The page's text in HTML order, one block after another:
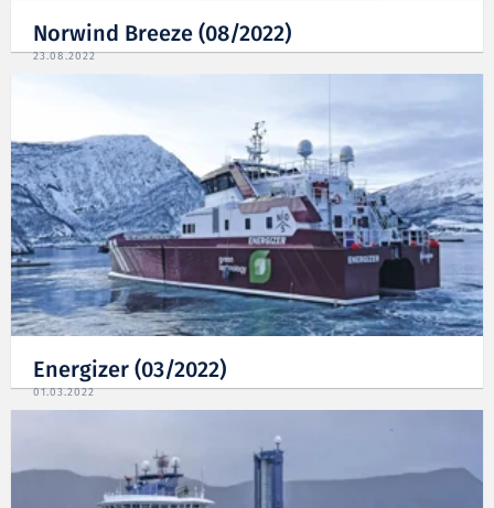
Norwind Breeze (08/2022)
23.08.2022
Energizer (03/2022)
01.03.2022